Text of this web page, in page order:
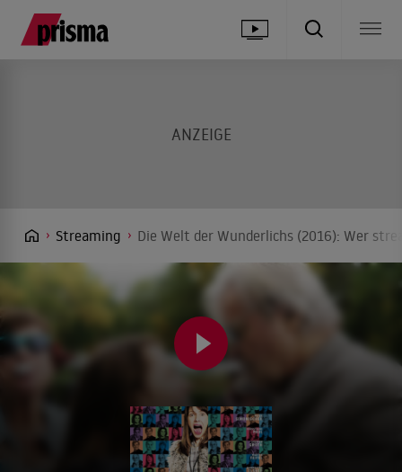
Streaming Die Welt der Wunderlichs (2016): Wer